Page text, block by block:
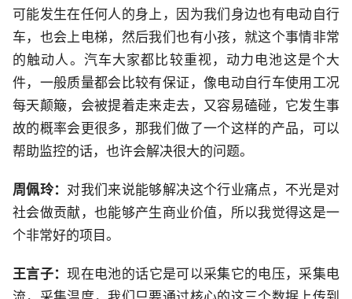
可能发生在任何人的身上，因为我们身边也有电动自行
车，也会上电梯，然后我们也有小孩，就这个事情非常
的触动人。汽车大家都比较重视，动力电池这是个大
件，一般质量都会比较有保证，像电动自行车使用工况
每天颠簸，会被提着走来走去，又容易磕碰，它发生事
故的概率会更很多，那我们做了一个这样的产品，可以
帮助监控的话，也许会解决很大的问题。
周佩玲： 对我们来说能够解决这个行业痛点，不光是对
社会做贡献，也能够产生商业价值，所以我觉得这是一
个非常好的项目。
王言子：现在电池的话它是可以采集它的电压，采集电